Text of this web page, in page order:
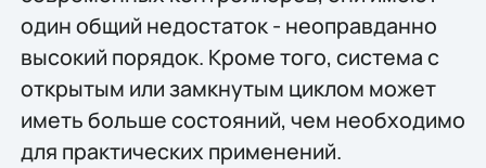
один общий недостаток - неоправданно
высокий порядок. Кроме того, система с
открытым или замкнутым циклом может
иметь больше состояний, чем необходимо
для практических применений.